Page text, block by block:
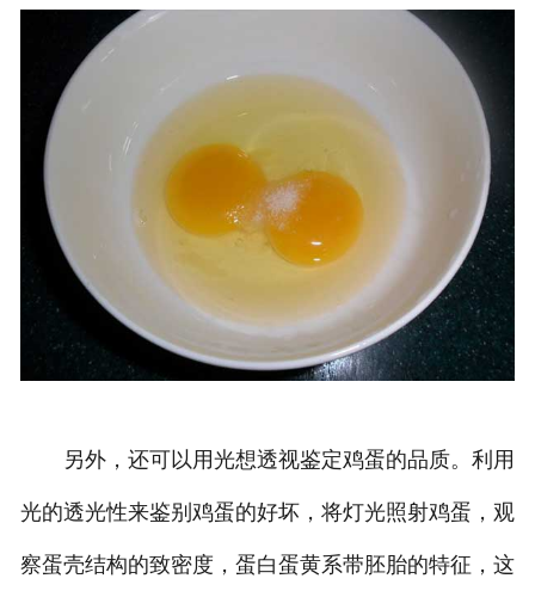
另外，还可以用光想透视鉴定鸡蛋的品质。利用
光的透光性来鉴别鸡蛋的好坏，将灯光照射鸡蛋，观
察蛋壳结构的致密度，蛋白蛋黄系带胚胎的特征，这